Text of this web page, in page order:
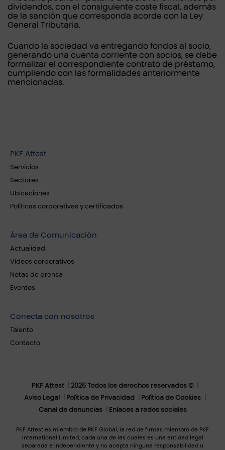
dividendos, con el consiguiente coste fiscal, además
de la sanción que corresponda acorde con la Ley
General Tributaria.
Cuando la sociedad va entregando fondos al socio,
generando una cuenta corriente con socios, se debe
formalizar el correspondiente contrato de préstamo,
cumpliendo con las formalidades anteriormente
mencionadas.
PKF Attest
Servicios
Sectores
Ubicaciones
Políticas corporativas y certificados
Área de Comunicación
Actualidad
Vídeos corporativos
Notas de prensa
Eventos
Conecta con nosotros
Talento
Contacto
PKF Attest
2026 Todos los derechos reservados ©
Aviso Legal
Política de Privacidad
Política de Cookies
Canal de denuncias
Enlaces a redes sociales
PKF Attest es miembro de PKF Global, la red de firmas miembro de PKF
International Limited, cada una de las cuales es una entidad legal
separada e independiente y no acepta ninguna responsabilidad u